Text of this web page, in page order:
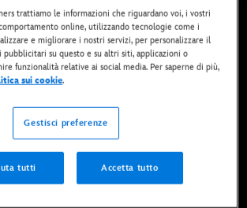
su Disney+*, DVD, Blu-Ray e
digitale
GUARDALO SU DISNEY+
ACQUISTA IL FILM
trattiamo le informazioni che riguardano voi, i vostri
online, utilizzando tecnologie come i
e migliorare i nostri servizi, per personalizzare il
pubblicitari su questo e su altri siti, applicazioni o
funzionalità relative ai social media. Per saperne di più,
sui cookie.
Gestisci preferenze
tutti Accetta tutto